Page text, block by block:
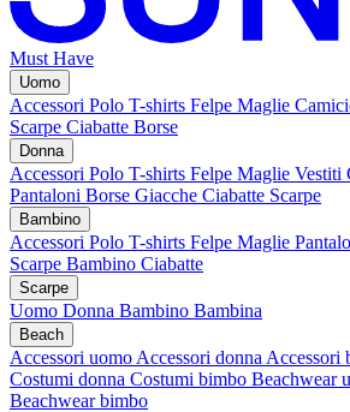
Must Have
Uomo
Accessori Polo T-shirts Felpe Maglie
Scarpe Ciabatte Borse
Donna
Accessori Polo T-shirts Felpe Maglie Vestiti
Pantaloni Borse Giacche Ciabatte Scarpe
Bambino
Accessori Polo T-shirts Felpe Maglie
Scarpe Bambino Ciabatte
Scarpe
Uomo Donna Bambino Bambina
Beach
Accessori uomo Accessori donna Accessori
Costumi donna Costumi bimbo Beachwear
Beachwear bimbo